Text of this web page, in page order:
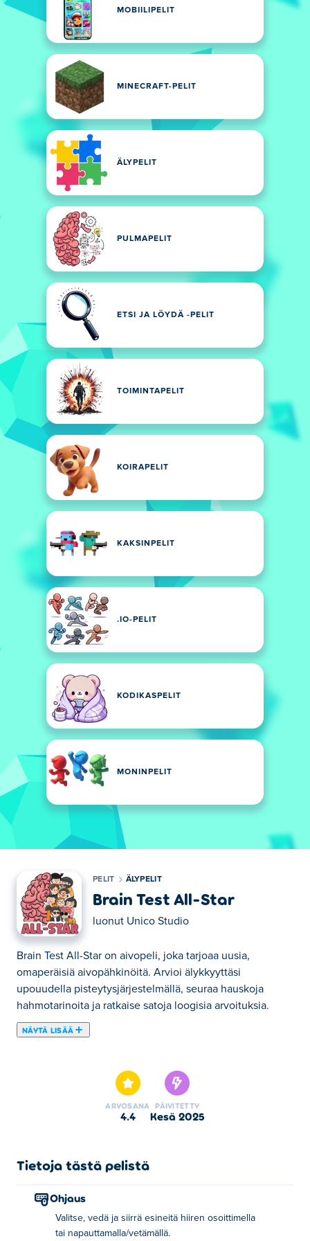
MOBIILIPELIT
MINECRAFT-PELIT
ÄLYPELIT
PULMAPELIT
ETSI JA LÖYDÄ -PELIT
TOIMINTAPELIT
KOIRAPELIT
KAKSINPELIT
.IO-PELIT
KODIKASPELIT
MONINPELIT
PELIT ÄLYPELIT
Brain Test All-Star
luonut Unico Studio
Brain Test All-Star on aivopeli, joka tarjoaa uusia,
omaperäisiä aivopähkinöitä. Arvioi älykkyyttäsi
upouudella pisteytysjärjestelmällä, seuraa hauskoja
hahmotarinoita ja ratkaise satoja loogisia arvoituksia.
NÄYTÄ LISÄÄ
pulmanratkaisijat! Tämä hittipulmapelin uusin osa tuo
tuoreen joukon hankalia arvoituksia ja aivoja särkeviä
pulmia, jotka on suunniteltu testaamaan älykkyyttäsi ja
Tom the Cat, kun kohtaat näitä vaikeita haasteita. Oletko
Kuinka pelata Brain Test All Star -peliä?
Käytä hiiren osoitinta tai sormea objektien valitsemiseen,
ARVOSANA
4.4
PÄIVITETTY
kesä 2025
Tietoja tästä pelistä
Ohjaus
Valitse, vedä ja siirrä esineitä hiiren osoittimella
tai napauttamalla/vetämällä.